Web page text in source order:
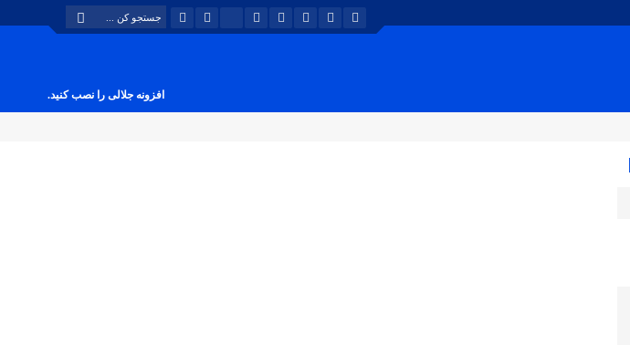
افزونه جلالی را نصب کنید.